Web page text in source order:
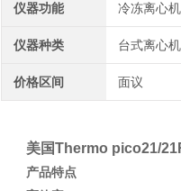
仪器功能 冷冻离心机
仪器种类 台式离心机
价格区间 面议
美国Thermo pico21/
产品特点